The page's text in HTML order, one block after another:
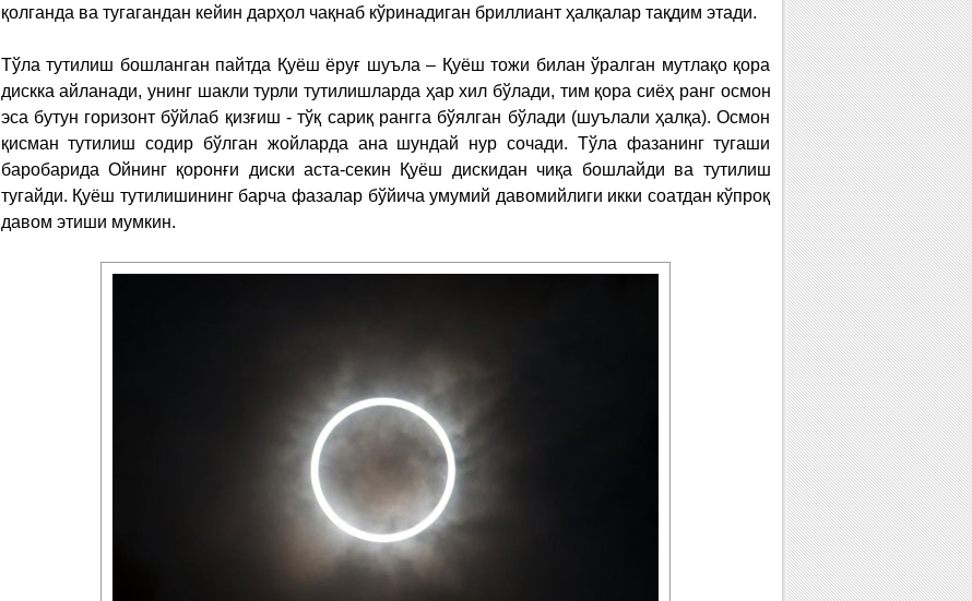
қолганда ва тугагандан кейин дарҳол чақнаб кўринадиган бриллиант ҳалқалар тақдим этади.
Тўла тутилиш бошланган пайтда Қуёш ёруғ шуъла – Қуёш тожи билан ўралган мутлақо қора
дискка айланади, унинг шакли турли тутилишларда ҳар хил бўлади, тим қора сиёҳ ранг осмон
эса бутун горизонт бўйлаб қизғиш - тўқ сариқ рангга бўялган бўлади (шуълали ҳалқа). Осмон
қисман тутилиш содир бўлган жойларда ана шундай нур сочади. Тўла фазанинг тугаши
баробарида Ойнинг қоронғи диски аста-секин Қуёш дискидан чиқа бошлайди ва тутилиш
тугайди. Қуёш тутилишининг барча фазалар бўйича умумий давомийлиги икки соатдан кўпроқ
давом этиши мумкин.